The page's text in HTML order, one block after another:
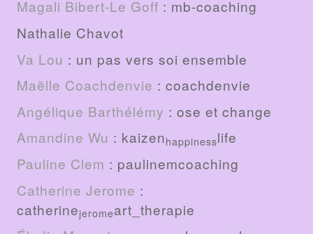
Magali Bibert-Le Goff : mb-coaching
Nathalie Chavot
Va Lou : un pas vers soi ensemble
Maëlle Coachdenvie : coachdenvie
Angélique Barthélémy : ose et change
Amandine Wu : kaizenhappinesslife
Pauline Clem : paulinemcoaching
Catherine Jerome :
catherinejeromeart_therapie